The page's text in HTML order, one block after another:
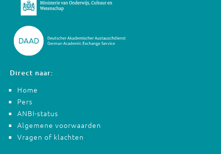
Direct naar:
Home
Pers
ANBI-status
Algemene voorwaarden
Vragen of klachten